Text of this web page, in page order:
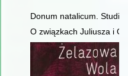
Donum natalicum.
O związkach Juliusza i